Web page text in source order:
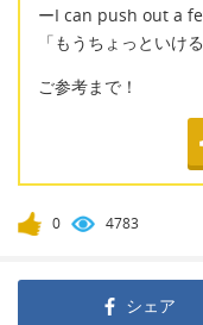
ーI can push out a
「もうちょっといける
ご参考まで！
0 4783
シェア